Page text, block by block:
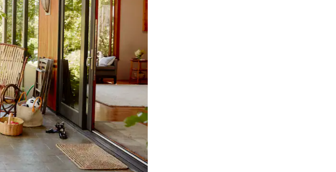
nahor a nadol alebo ich preskúmať pomocou dotykových gest či potiahnutia prstom.